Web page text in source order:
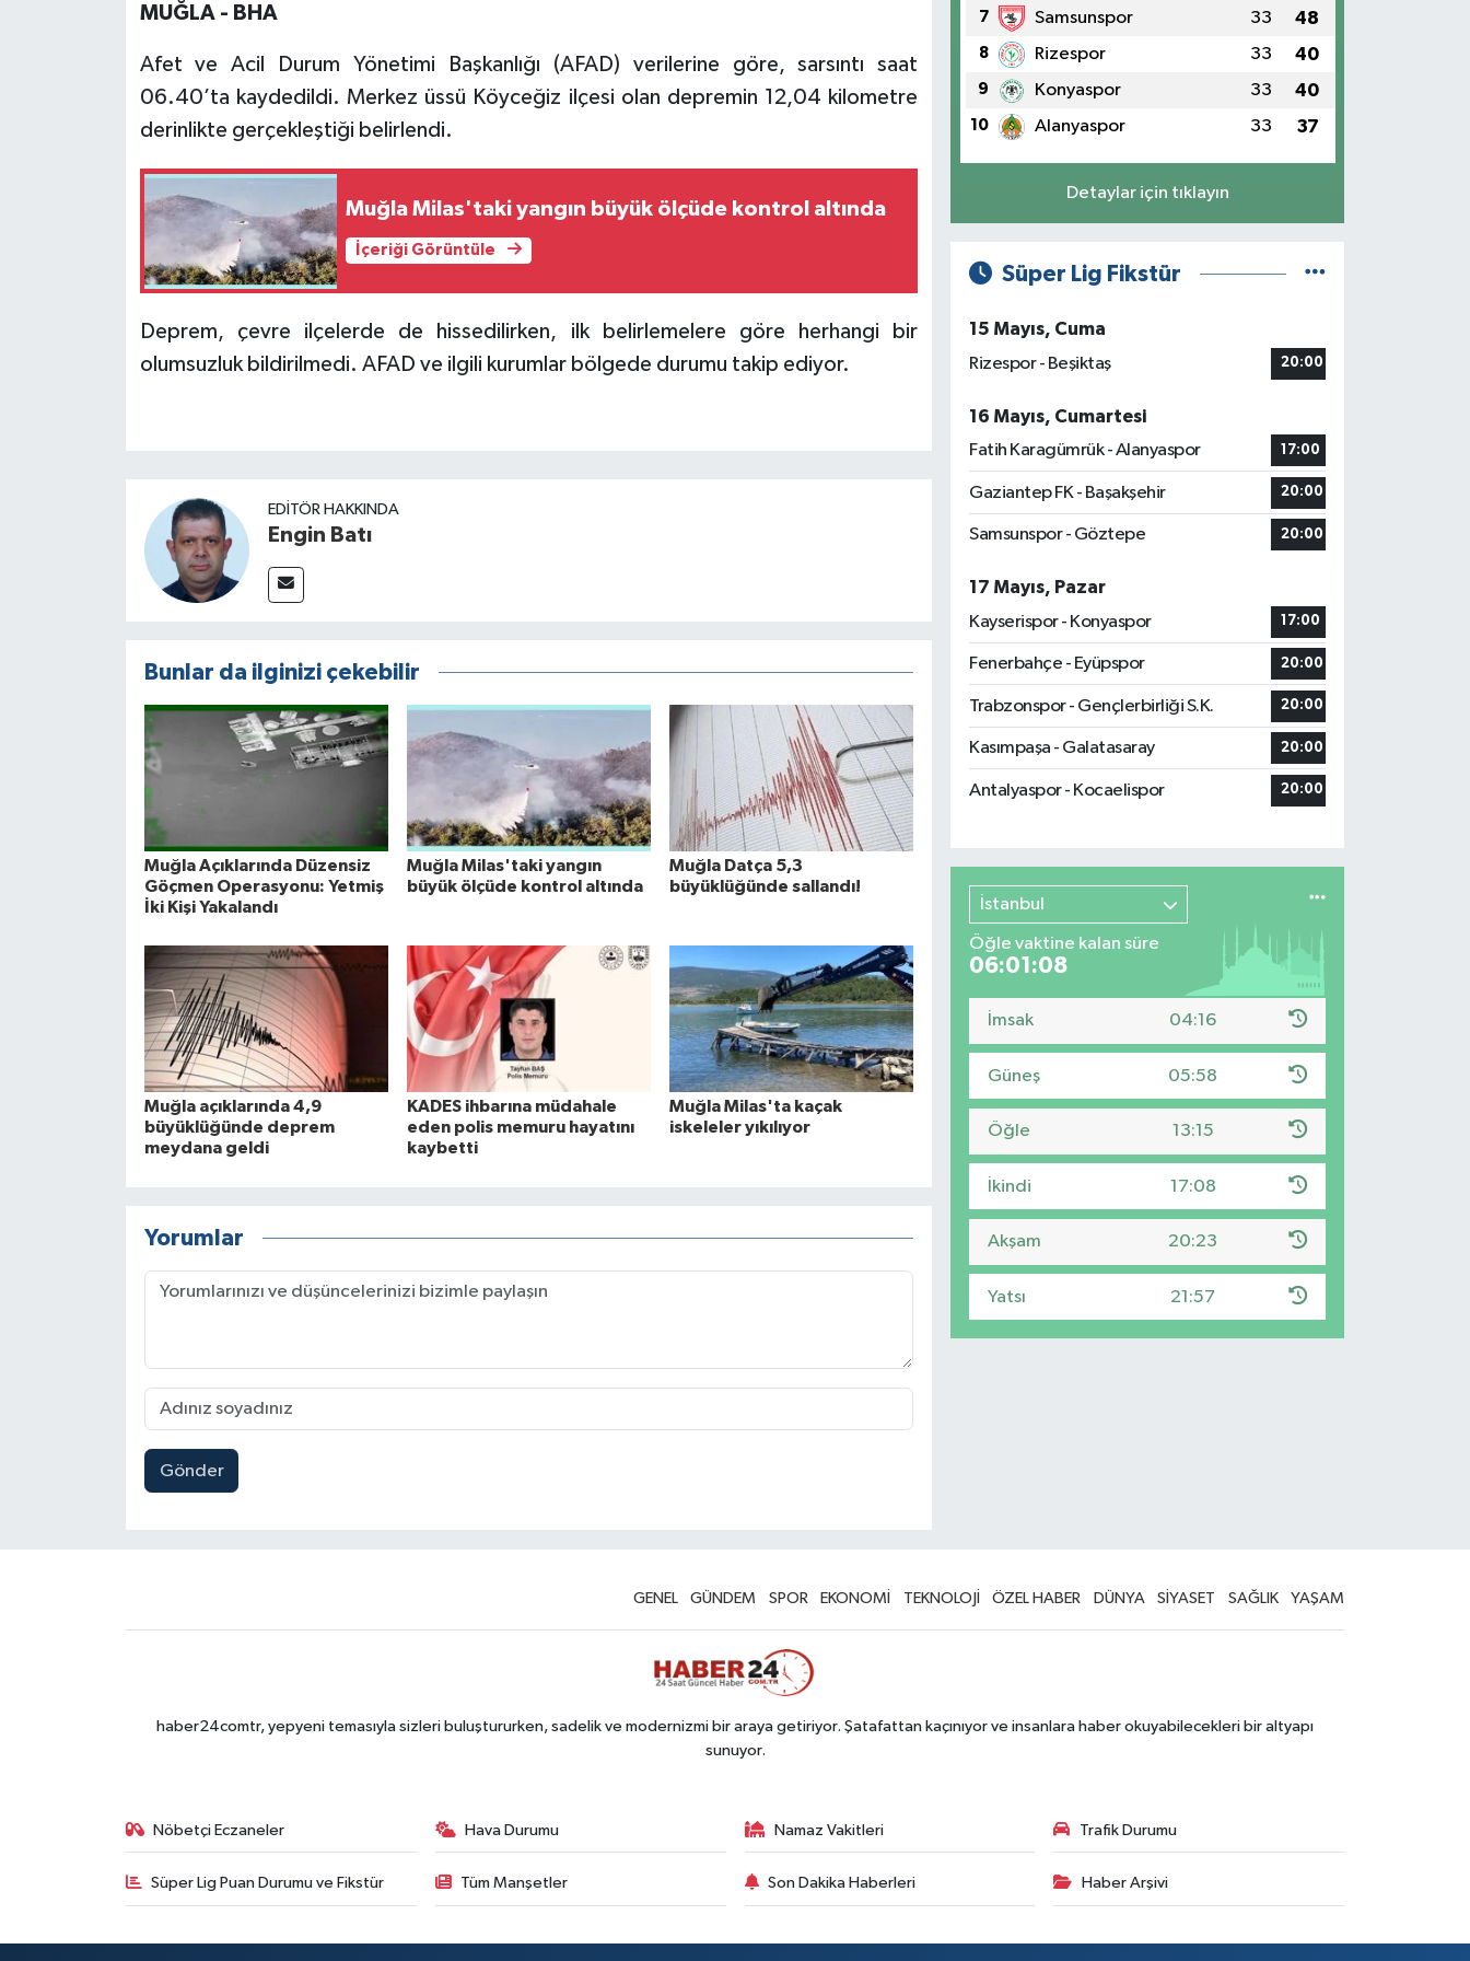
MUĞLA - BHA
Afet ve Acil Durum Yönetimi Başkanlığı (AFAD) verilerine göre, sarsıntı saat
06.40’ta kaydedildi. Merkez üssü Köyceğiz ilçesi olan depremin 12,04 kilometre
derinlikte gerçekleştiği belirlendi.
Muğla Milas'taki yangın büyük ölçüde kontrol altında
İçeriği Görüntüle
Deprem, çevre ilçelerde de hissedilirken, ilk belirlemelere göre herhangi bir
olumsuzluk bildirilmedi. AFAD ve ilgili kurumlar bölgede durumu takip ediyor.
EDITÖR HAKKINDA
Engin Batı
Bunlar da ilginizi çekebilir
Muğla Açıklarında Düzensiz
Göçmen Operasyonu: Yetmiş
İki Kişi Yakalandı
Muğla Milas'taki yangın
büyük ölçüde kontrol altında
Muğla Datça 5,3
büyüklüğünde sallandı!
Muğla açıklarında 4,9
büyüklüğünde deprem
meydana geldi
KADES ihbarına müdahale
eden polis memuru hayatını
kaybetti
Muğla Milas'ta kaçak
iskeleler yıkılıyor
Yorumlar
Gönder
7 Samsunspor 33 48
8 Rizespor 33 40
9 Konyaspor 33 40
10 Alanyaspor 33 37
Detaylar için tıklayın
Süper Lig Fikstür
15 Mayıs, Cuma
Rizespor - Beşiktaş
20:00
16 Mayıs, Cumartesi
Fatih Karagümrük - Alanyaspor
17:00
Gaziantep FK - Başakşehir 20:00
Samsunspor - Göztepe 20:00
17 Mayıs, Pazar
Kayserispor - Konyaspor
17:00
Fenerbahçe - Eyüpspor 20:00
Trabzonspor - Gençlerbirliği S.K. 20:00
Kasımpaşa - Galatasaray 20:00
Antalyaspor - Kocaelispor 20:00
İstanbul
Öğle vaktine kalan süre
06:01:07
İmsak 04:16
Güneş 05:58
Öğle 13:15
İkindi 17:08
Akşam 20:23
Yatsı 21:57
GENEL GÜNDEM SPOR EKONOMİ TEKNOLOJİ ÖZEL HABER DÜNYA SİYASET SAĞLIK YAŞAM
haber24comtr, yepyeni temasıyla sizleri buluştururken, sadelik ve modernizmi bir araya getiriyor. Şatafattan kaçınıyor ve insanlara haber okuyabilecekleri bir altyapı
sunuyor.
Nöbetçi Eczaneler Hava Durumu Namaz Vakitleri Trafik Durumu
Süper Lig Puan Durumu ve Fikstür Tüm Manşetler Son Dakika Haberleri Haber Arşivi